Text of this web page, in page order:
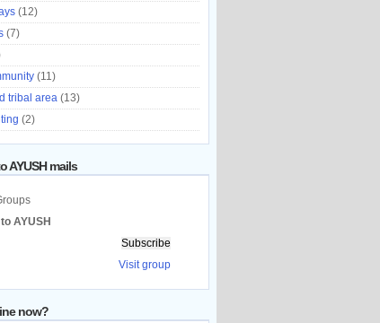
(12)
(7)
(11)
tribal area (13)
(2)
AYUSH mails
AYUSH
Visit group
now?